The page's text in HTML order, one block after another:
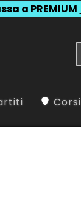
a PREMIUM
Corsi